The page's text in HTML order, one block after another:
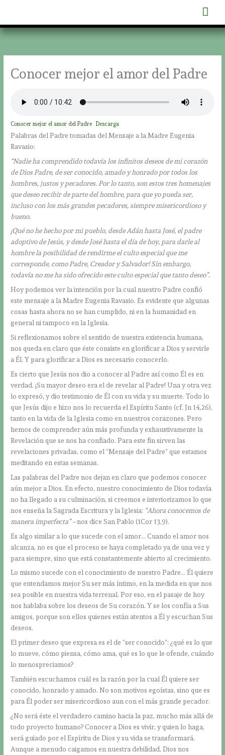
contenido
Conocer mejor el amor del Padre
Conocer mejor el amor del Padre Descarga
Palabras del Padre tomadas del Mensaje a la Madre Eugenia
Ravasio:
“Nadie ha comprendido todavía los infinitos deseos de mi corazón
de Dios Padre, de ser conocido, amado y honrado por todos los
hombres, justos y pecadores. Por lo tanto, son estos tres homenajes
que deseo recibir de parte del hombre, para que yo pueda ser,
incluso con los más grandes pecadores, siempre misericordioso y
bueno.
¡Qué no he hecho por mi pueblo, desde Adán hasta José, el padre
adoptivo de Jesús, y desde José hasta el día de hoy, para darle al
hombre la posibilidad de rendirme el culto especial que me
corresponde, como Padre, Creador y Salvador! Sin embargo,
todavía no me ha sido ofrecido este culto especial que tanto deseo”.
Hoy podemos ver la intención por la cual nuestro Padre confió
este mensaje a la Madre Eugenia Ravasio. Es evidente que algunas
cosas hasta ahora no se han cumplido, ni en la humanidad en
general ni tampoco en la Iglesia.
Si reflexionamos sobre el sentido de nuestra existencia humana,
nos queda en claro que éste consiste en glorificar a Dios y servirle
a Él. Y para glorificar a Dios es necesario conocerlo.
Es cierto que Jesús nos dio a conocer al Padre así como Él es en
verdad. ¡Su mayor deseo era el de revelar al Padre! Una y otra vez
lo expresó, y dio testimonio de Él con su vida y su muerte. Todo lo
que Jesús dijo e hizo nos lo recuerda el Espíritu Santo (cf. Jn 14,26),
tanto en la vida de la Iglesia como en nuestros corazones. Pero
hemos de comprender aún más profunda y exhaustivamente la
Revelación que se nos ha confiado. Para este fin sirven las
revelaciones privadas, como el “Mensaje del Padre” que estamos
meditando en estas semanas.
Las palabras del Padre nos dejan en claro que podemos conocer
aún mejor a Dios. En efecto, nuestro conocimiento de Dios todavía
no ha llegado a su culminación, si creemos e interiorizamos lo que
nos enseña la Sagrada Escritura y la Iglesia: “Ahora conocemos de
manera imperfecta”–nos dice San Pablo (1Cor 13,9).
Es algo similar a lo que sucede con el amor… Cuando el amor nos
alcanza, no es que el proceso se haya completado ya de una vez y
para siempre, sino que está constantemente abierto al crecimiento.
Lo mismo sucede con el conocimiento de nuestro Padre… Él quiere
que entendamos mejor Su ser más íntimo, en la medida en que nos
sea posible en nuestra vida terrenal. Por eso, en el pasaje de hoy
nos hablaba sobre los deseos de Su corazón. Y se los confía a Sus
amigos, porque son ellos quienes están atentos a Él y escuchan Sus
deseos.
El primer deseo que expresa es el de “ser conocido”: ¿qué es lo que
lo mueve, cómo piensa, cómo ama, qué es lo que le ofende, cuándo
lo menospreciamos?
También escuchamos cuál es la razón por la cual Él quiere ser
conocido, honrado y amado. No son motivos egoístas, sino que es
para Él poder ser misericordioso aun con el más grande pecador.
¿No será éste el verdadero camino hacia la paz, mucho más allá de
todo proyecto humano? Conocer a Dios es vivir, y quien lo haga,
será guiado por el Espíritu de Dios y su vida se transformará.
Aunque a menudo caigamos en nuestra debilidad, Dios nos